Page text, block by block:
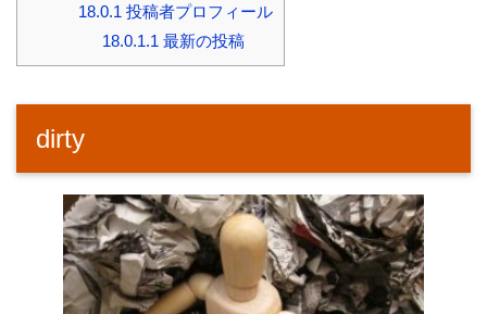
18.0.1 投稿者プロフィール
18.0.1.1 最新の投稿
dirty​